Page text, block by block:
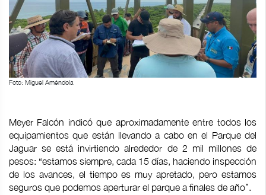
Foto: Miguel Améndola
Meyer Falcón indicó que aproximadamente entre todos los
equipamientos que están llevando a cabo en el Parque del
Jaguar se está invirtiendo alrededor de 2 mil millones de
pesos: “estamos siempre, cada 15 días, haciendo inspección
de los avances, el tiempo es muy apretado, pero estamos
seguros que podemos aperturar el parque a finales de año”.